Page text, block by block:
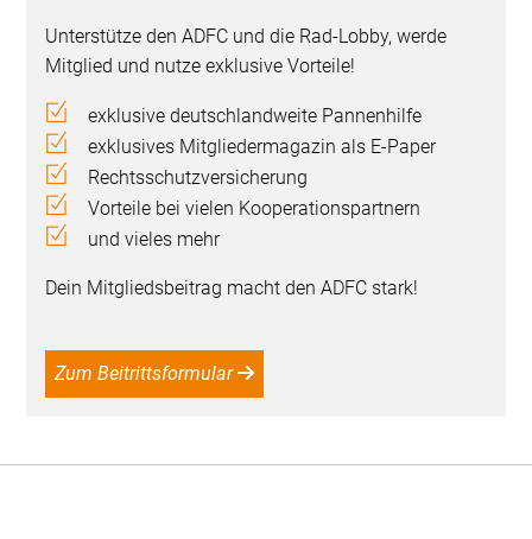
Unterstütze den ADFC und die Rad-Lobby, werde
Mitglied und nutze exklusive Vorteile!
exklusive deutschlandweite Pannenhilfe
exklusives Mitgliedermagazin als E-Paper
Rechtsschutzversicherung
Vorteile bei vielen Kooperationspartnern
und vieles mehr
Dein Mitgliedsbeitrag macht den ADFC stark!
Zum Beitrittsformular